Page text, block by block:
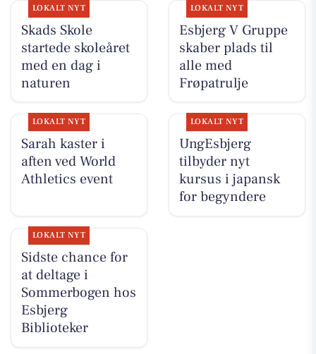
LOKALT NYT
Skads Skole
startede skoleåret
med en dag i
naturen
LOKALT NYT
Esbjerg V Gruppe
skaber plads til
alle med
Frøpatrulje
LOKALT NYT
Sarah kaster i
aften ved World
Athletics event
LOKALT NYT
UngEsbjerg
tilbyder nyt
kursus i japansk
for begyndere
LOKALT NYT
Sidste chance for
at deltage i
Sommerbogen hos
Esbjerg
Biblioteker